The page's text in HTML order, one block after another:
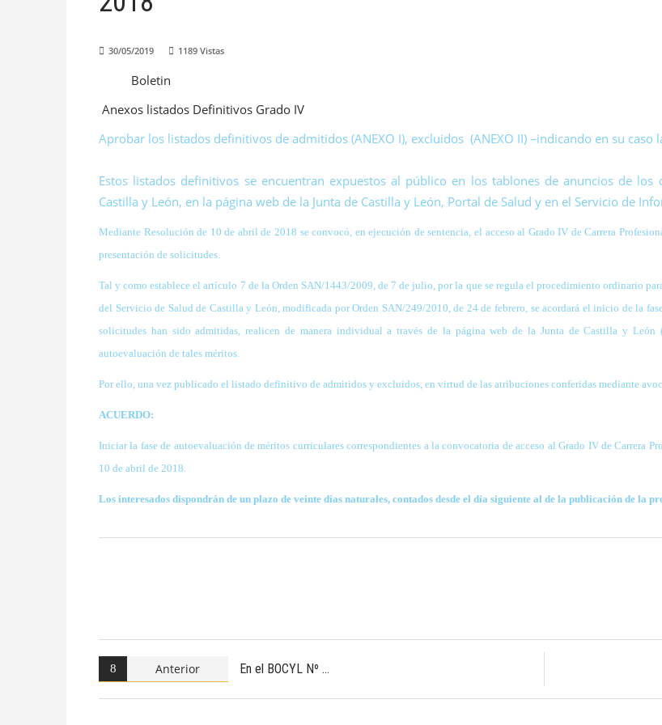
30/05/2019 1189 Vistas
Boletin
Anexos listados Definitivos Grado IV
Aprobar los listados definitivos de admitidos (ANEXO I), excluidos (ANEXO II) –indicando en su caso
Estos listados definitivos se encuentran expuestos al público en los tablones de anuncios de
Castilla y León, en la página web de la Junta de Castilla y León, Portal de Salud y en el Servicio de
Mediante Resolución de 10 de abril de 2018 se convocó, en ejecución de sentencia, el acceso al Grado IV de Carrera
presentación de solicitudes.
Tal y como establece el artículo 7 de la Orden SAN/1443/2009, de 7 de julio, por la que se regula el procedimiento ordinario
del Servicio de Salud de Castilla y León, modificada porOrden SAN/249/2010, de 24 de febrero, se acordará el inicio de la
solicitudes han sido admitidas,realicen de manera individual a través de la página web de la Junta de Castilla y León
autoevaluación de tales méritos.
Por ello, una vez publicado el listado definitivo de admitidos y excluidos, en virtud de las atribuciones conferidas mediante
ACUERDO:
Iniciar la fase de autoevaluación de méritos curriculares correspondientes a laconvocatoria de acceso al Grado IV de Carrera
10 de abril de 2018.
Los interesados dispondrán de un plazo de veinte días naturales, contados desde el día siguiente al de la publicación de la
Anterior En el BOCYL Nº